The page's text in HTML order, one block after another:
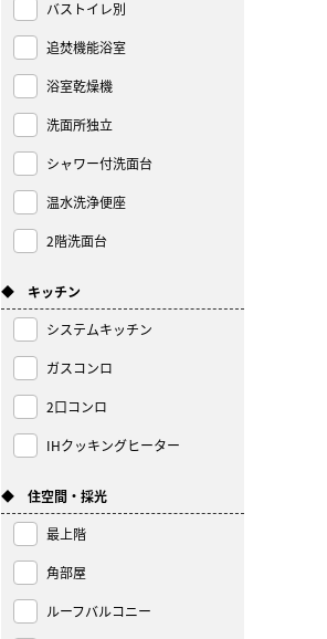
バストイレ別
追焚機能浴室
浴室乾燥機
洗面所独立
シャワー付洗面台
温水洗浄便座
2階洗面台
◆ キッチン
システムキッチン
ガスコンロ
2口コンロ
IHクッキングヒーター
◆ 住空間・採光
最上階
角部屋
ルーフバルコニー